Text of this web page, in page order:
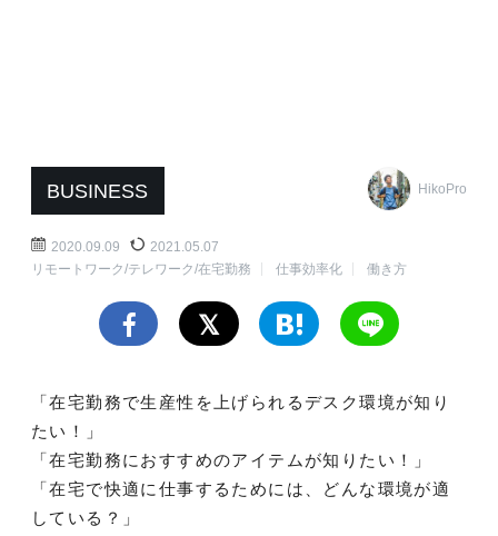
BUSINESS HikoPro
2020.09.09
2021.05.07
リモートワーク/テレワーク/在宅勤務
仕事効率化 働き方
「在宅勤務で生産性を上げられるデスク環境が知り
たい！」
「在宅勤務におすすめのアイテムが知りたい！」
「在宅で快適に仕事するためには、どんな環境が適
している？」